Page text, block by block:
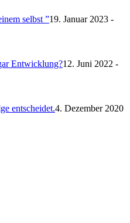
selbst ”19. Januar 2023 -
Entwicklung?12. Juni 2022 -
entscheidet.4. Dezember 2020